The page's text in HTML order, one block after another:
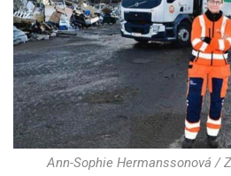
Ann-Sophie Hermanssonová /